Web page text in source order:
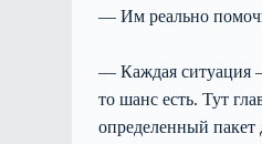
— Им реально
— Каждая ситуация
то шанс есть. Тут
определенный пакет